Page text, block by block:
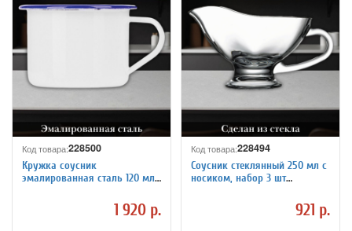
Код товара:228500
Кружка соусник
эмалированная сталь 120 мл
1 920 р.
Код товара:228494
Соусник стеклянный 250 мл с
носиком, набор 3 шт
921 р.